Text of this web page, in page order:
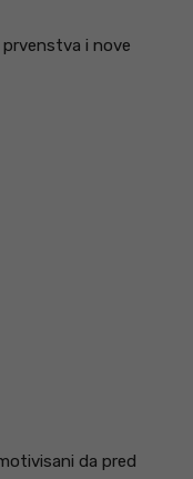
prvenstva i nove
da pred